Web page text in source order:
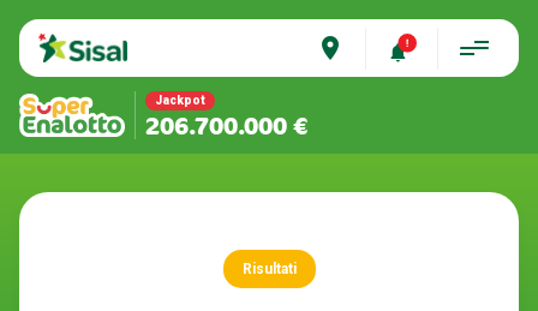
place
Jackpot
206.700.000 €
Risultati